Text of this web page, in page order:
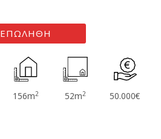
ΕΠΩΛΗΘΗ
156m2 52m2 50.000€